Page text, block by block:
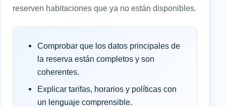
reserven habitaciones que ya no están disponibles.
Comprobar que los datos principales de
la reserva están completos y son
coherentes.
Explicar tarifas, horarios y políticas con
un lenguaje comprensible.